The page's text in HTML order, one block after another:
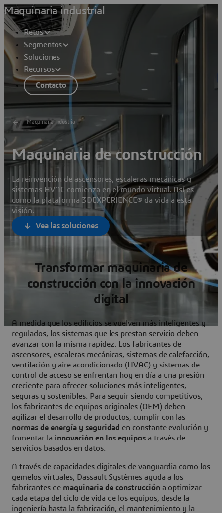
Maquinaria industrial
Retos
Segmentos
Soluciones
Recursos
Contacto
Maquinaria industrial
Maquinaria de construcción
La reinvención de ascensores, escaleras mecánicas y
sistemas HVAC comienza en el mundo virtual. Así es
como la plataforma 3DEXPERIENCE® da vida a esta
visión.
Vea las soluciones
Transformar maquinaria de
construcción con la innovación
digital
A medida que los edificios se vuelven más inteligentes y
regulados, los sistemas que les prestan servicio deben
avanzar con la misma rapidez. Los fabricantes de
ascensores, escaleras mecánicas, sistemas de calefacción,
ventilación y aire acondicionado (HVAC) y sistemas de
control de acceso se enfrentan hoy en día a una presión
creciente para ofrecer soluciones más inteligentes,
seguras y sostenibles. Para seguir siendo competitivos,
los fabricantes de equipos originales (OEM) deben
agilizar el desarrollo de productos, cumplir con las
normas de energía y seguridad en constante evolución y
fomentar la innovación en los equipos a través de
servicios basados en datos.
A través de capacidades digitales de vanguardia como los
gemelos virtuales, Dassault Systèmes ayuda a los
fabricantes de maquinaria de construcción a optimizar
cada etapa del ciclo de vida de los equipos, desde la
ingeniería hasta la fabricación, el mantenimiento y la